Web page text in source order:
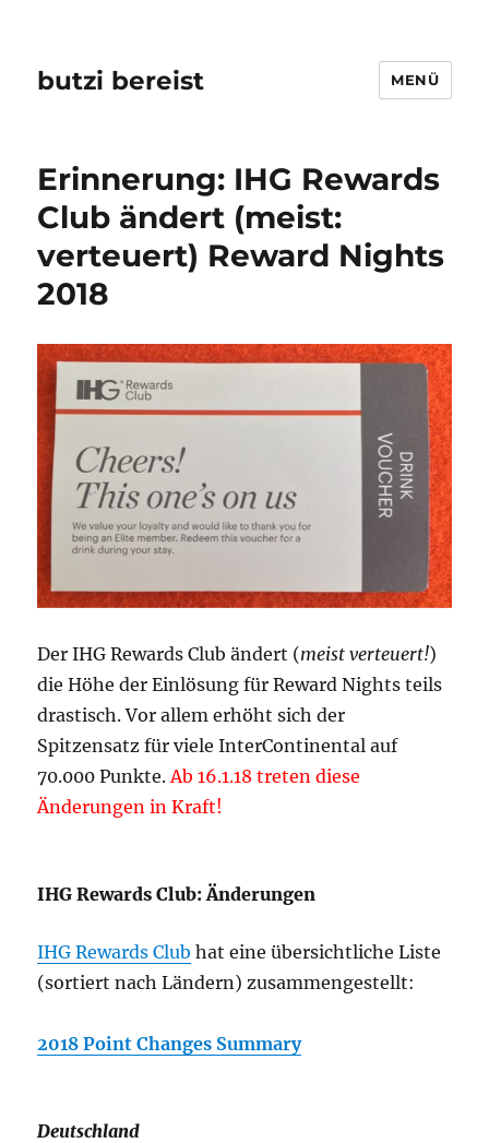
butzi bereist MENÜ
Erinnerung: IHG Rewards
Club ändert (meist:
verteuert) Reward Nights
2018
Der IHG Rewards Club ändert (meist verteuert!)
die Höhe der Einlösung für Reward Nights teils
drastisch. Vor allem erhöht sich der
Spitzensatz für viele InterContinental auf
70.000 Punkte. Ab 16.1.18 treten diese
Änderungen in Kraft!
IHG Rewards Club: Änderungen
IHG Rewards Club hat eine übersichtliche Liste
(sortiert nach Ländern) zusammengestellt:
2018 Point Changes Summary
Deutschland